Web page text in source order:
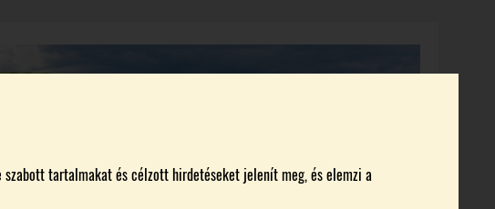
szabott tartalmakat és célzott hirdetéseket jelenít meg, és elemzi a
2026 KI KICSODA RENDEZVÉNYEK MAGAZIN